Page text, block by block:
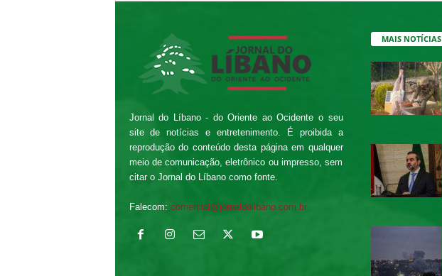
Jornal do Líbano - do Oriente ao Ocidente o seu
site de notícias e entretenimento. É proibida a
reprodução do conteúdo desta página em qualquer
meio de comunicação, eletrônico ou impresso, sem
citar o Jornal do Líbano como fonte.
Falecom: comercial@jornaldolibano.com.br
MAIS NOTÍCIAS